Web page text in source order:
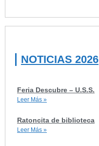
NOTICIAS 2026
Feria Descubre – U.S.S.
Leer Más »
Ratoncita de biblioteca
Leer Más »